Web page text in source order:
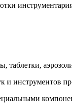
таблетки,
и инструментов